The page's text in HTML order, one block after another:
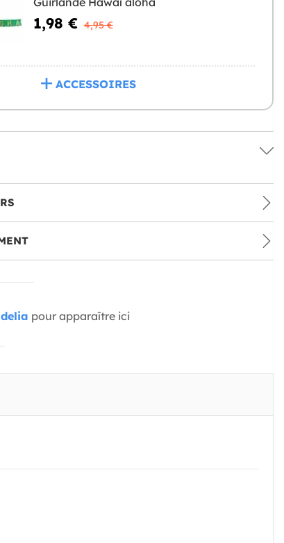
1,98 € 4,95 €
ACCESSOIRES
pour apparaître ici